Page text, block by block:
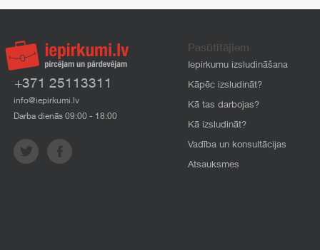
+371 25113311
info@iepirkumi.lv
Darba dienās 09:00 - 18:00
Pasūtītājiem
Iepirkumu izsludināšana
Kāpēc izsludināt?
Kā tas darbojas?
Kā izsludināt?
Vadība un konsultācijas
Atsauksmes